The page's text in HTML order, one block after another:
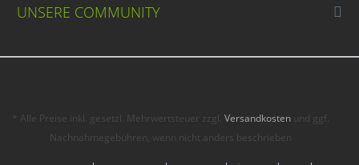
UNSERE COMMUNITY
* Alle Preise inkl. gesetzl. Mehrwertsteuer zzgl.Versandkosten und ggf.
Nachnahmegebühren, wenn nicht anders beschrieben